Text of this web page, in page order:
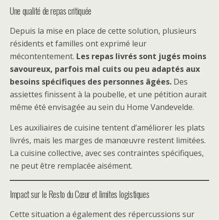
Une qualité de repas critiquée
Depuis la mise en place de cette solution, plusieurs
résidents et familles ont exprimé leur
mécontentement. Les repas livrés sont jugés moins
savoureux, parfois mal cuits ou peu adaptés aux
besoins spécifiques des personnes âgées. Des
assiettes finissent à la poubelle, et une pétition aurait
même été envisagée au sein du Home Vandevelde.
Les auxiliaires de cuisine tentent d’améliorer les plats
livrés, mais les marges de manœuvre restent limitées.
La cuisine collective, avec ses contraintes spécifiques,
ne peut être remplacée aisément.
Impact sur le Resto du Cœur et limites logistiques
Cette situation a également des répercussions sur